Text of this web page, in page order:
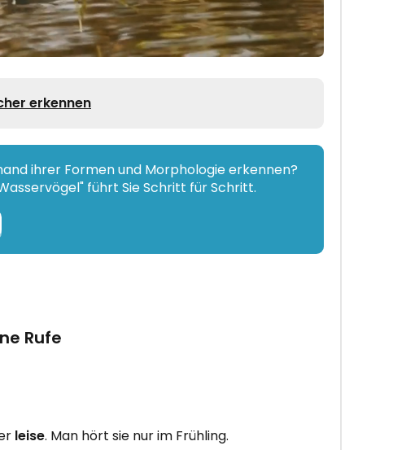
erkennen
ihrer Formen und Morphologie erkennen?
führt Sie Schritt für Schritt.
Rufe
leise. Man hört sie nur im Frühling.